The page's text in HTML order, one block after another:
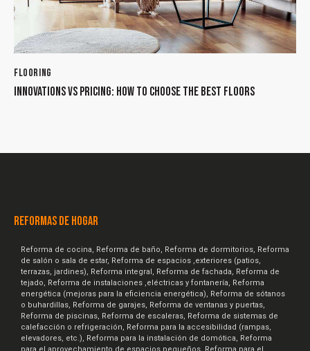
FLOORING
INNOVATIONS VS PRICING: HOW TO CHOOSE THE BEST FLOORS
REFORMAS DE HOGAR
Reforma de cocina, Reforma de baño, Reforma de dormitorios, Reforma
de salón o sala de estar, Reforma de espacios ,exteriores (patios,
terrazas, jardines), Reforma integral, Reforma de fachada, Reforma de
tejado, Reforma de instalaciones ,eléctricas y fontanería, Reforma
energética (mejoras para la eficiencia energética), Reforma de sótanos
o buhardillas, Reforma de garajes, Reforma de ventanas y puertas,
Reforma de piscinas, Reforma de escaleras, Reforma de sistemas de
calefacción o refrigeración, Reforma para la accesibilidad (rampas,
elevadores, etc.), Reforma para la instalación de domótica, Reforma